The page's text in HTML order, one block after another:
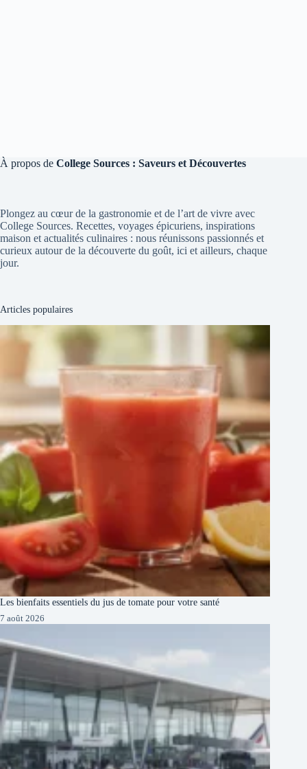
À propos de College Sources : Saveurs et Découvertes
Plongez au cœur de la gastronomie et de l’art de vivre avec
College Sources. Recettes, voyages épicuriens, inspirations
maison et actualités culinaires : nous réunissons passionnés et
curieux autour de la découverte du goût, ici et ailleurs, chaque
jour.
Articles populaires
Les bienfaits essentiels du jus de tomate pour votre santé
7 août 2026